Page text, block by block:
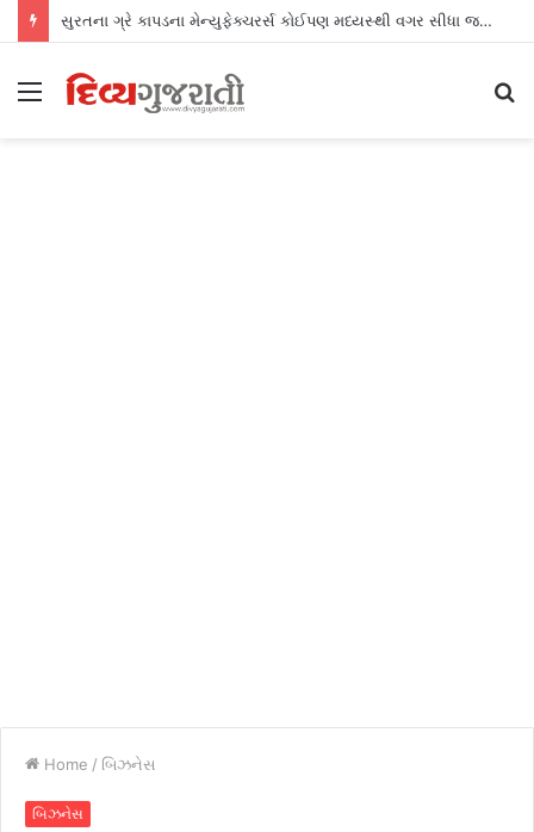
સુરતના ગ્રે કાપડના મેન્યુફેક્ચરર્સ કોઈપણ મધ્યસ્થી વગર સીધા જ શ્રીલંકાના આધુનિક ગારમેન્ટ યુનિટ્સને ફેબ્રિક એક્સપોર્ટ કરી શકશે
Menu
Home / બિઝનેસ
બિઝનેસ